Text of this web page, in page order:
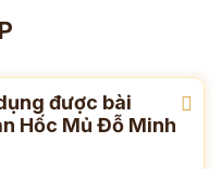
được bài
Hốc Mủ Đỗ Minh